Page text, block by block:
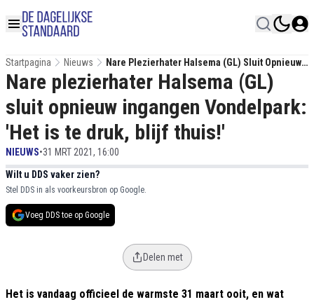
Startpagina Nieuws
Nare Plezierhater Halsema (GL) Sluit Opnieuw
Ingangen Vondelpark: 'Het Is Te Druk, Blijf
Thuis!'
Nare plezierhater Halsema (GL)
sluit opnieuw ingangen Vondelpark:
'Het is te druk, blijf thuis!'
NIEUWS•31 MRT 2021, 16:00
Wilt u DDS vaker zien?
Stel DDS in als voorkeursbron op Google.
Voeg DDS toe op Google
Delen met
Het is vandaag officieel de warmste 31 maart ooit, en wat